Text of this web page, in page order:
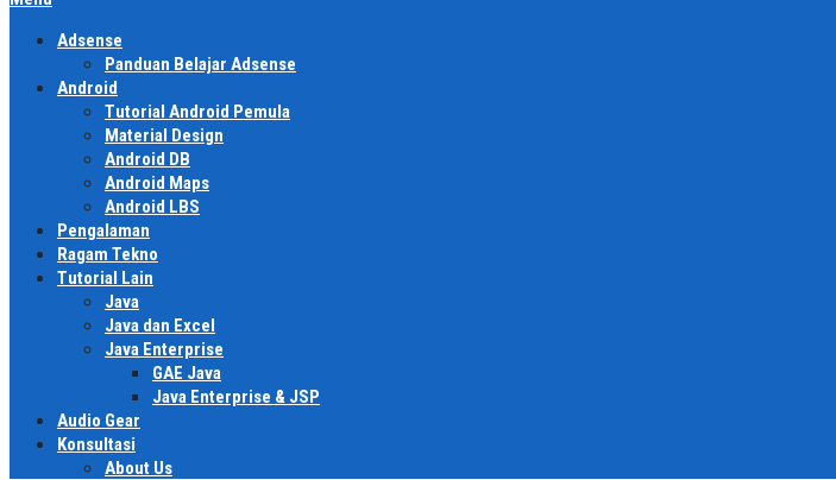
Adsense
Panduan Belajar Adsense
Android
Tutorial Android Pemula
Material Design
Android DB
Android Maps
Android LBS
Pengalaman
Ragam Tekno
Tutorial Lain
Java
Java dan Excel
Java Enterprise
GAE Java
Java Enterprise & JSP
Audio Gear
Konsultasi
About Us